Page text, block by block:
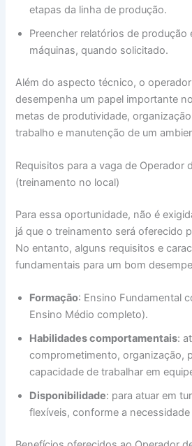
etapas da linha de produção.
Preencher relatórios de produção
máquinas, quando solicitado.
Além do aspecto técnico, o
desempenha um papel importante
metas de produtividade,
trabalho e manutenção de um
Requisitos para a vaga de Operador
(treinamento no local)
Para essa oportunidade, não é
já que o treinamento será oferecido
No entanto, alguns requisitos e
fundamentais para um bom
Formação: Ensino Fundamental
Ensino Médio completo).
Habilidades comportamentais:
comprometimento, organização,
capacidade de trabalhar em
Disponibilidade: para atuar em
flexíveis, conforme a